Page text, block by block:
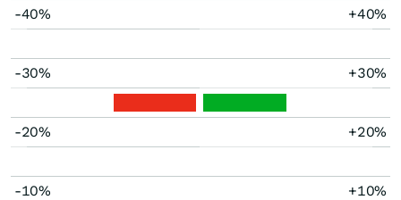
-40% +40%
-30% +30%
-20% +20%
-10% +10%